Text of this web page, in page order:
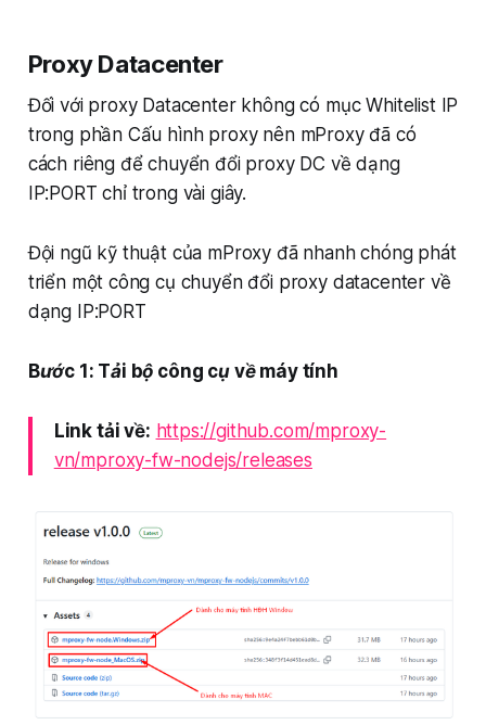
Proxy Datacenter
Đối với proxy Datacenter không có mục Whitelist IP
trong phần Cấu hình proxy nên mProxy đã có
cách riêng để chuyển đổi proxy DC về dạng
IP:PORT chỉ trong vài giây.
Đội ngũ kỹ thuật của mProxy đã nhanh chóng phát
triển một công cụ chuyển đổi proxy datacenter về
dạng IP:PORT
Bước 1: Tải bộ công cụ về máy tính
Link tải về: https://github.com/mproxy-
vn/mproxy-fw-nodejs/releases